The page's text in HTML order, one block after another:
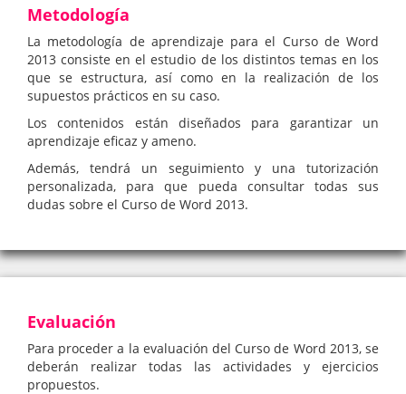
Metodología
La metodología de aprendizaje para el Curso de Word
2013 consiste en el estudio de los distintos temas en los
que se estructura, así como en la realización de los
supuestos prácticos en su caso.
Los contenidos están diseñados para garantizar un
aprendizaje eficaz y ameno.
Además, tendrá un seguimiento y una tutorización
personalizada, para que pueda consultar todas sus
dudas sobre el Curso de Word 2013.
Evaluación
Para proceder a la evaluación del Curso de Word 2013, se
deberán realizar todas las actividades y ejercicios
propuestos.